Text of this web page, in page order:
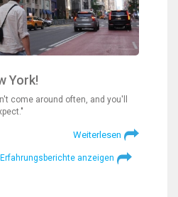
York!
come around often, and you'll
Weiterlesen
anzeigen